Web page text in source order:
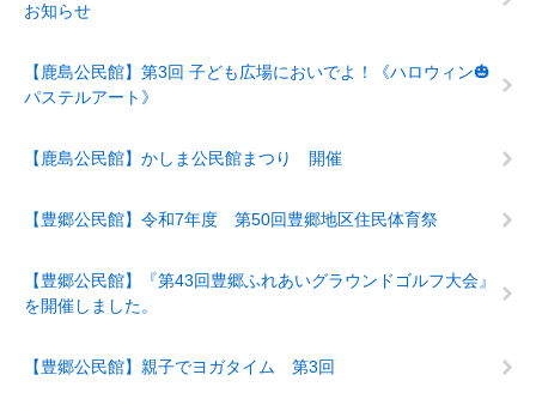
お知らせ
【鹿島公民館】第3回 子ども広場においでよ！《ハロウィン🎃
パステルアート》
【鹿島公民館】かしま公民館まつり 開催
【豊郷公民館】令和7年度 第50回豊郷地区住民体育祭
【豊郷公民館】『第43回豊郷ふれあいグラウンドゴルフ大会』
を開催しました。
【豊郷公民館】親子でヨガタイム 第3回